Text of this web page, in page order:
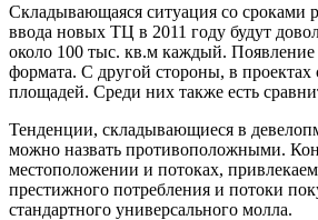
Складывающаяся ситуация со сроками
ввода новых ТЦ в 2011 году будут
около 100 тыс. кв.м каждый. Появление
формата. С другой стороны, в
площадей. Среди них также есть
Тенденции, складывающиеся в
можно назвать противоположными.
местоположении и потоках,
престижного потребления и потоки
стандартного универсального молла.